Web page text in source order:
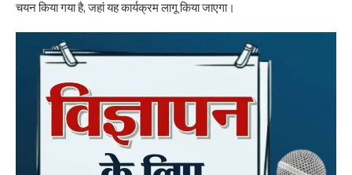
चयन किया गया है, जहां यह कार्यक्रम लागू किया जाएगा।